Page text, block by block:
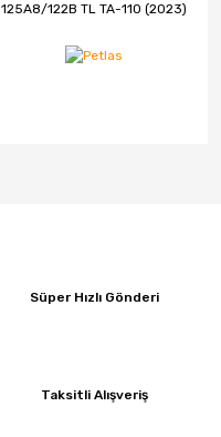
125A8/122B TL TA-110 (2023)
Süper Hızlı Gönderi
Taksitli Alışveriş